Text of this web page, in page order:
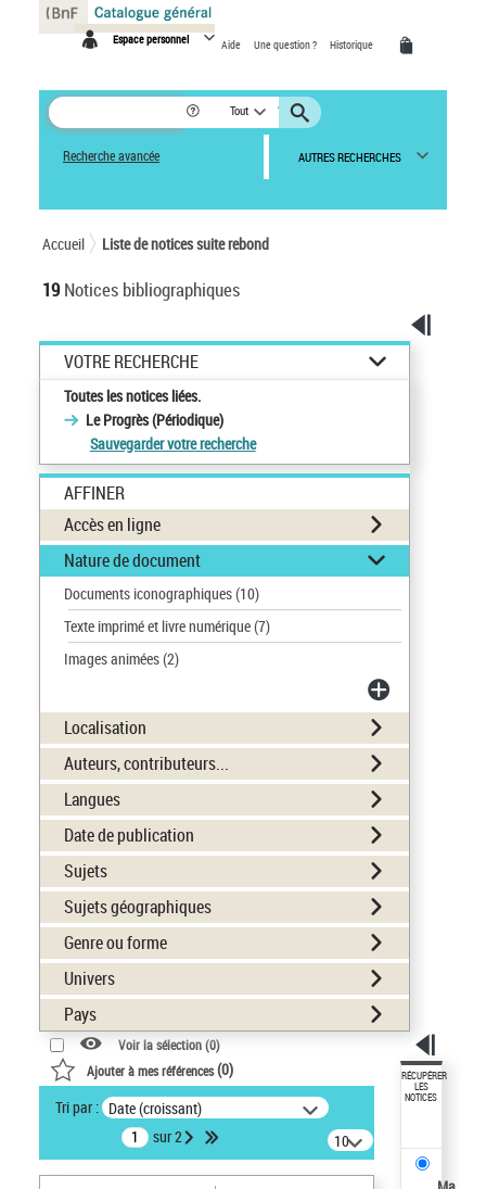
Espace personnel Aide Une question ? Historique
Tout
Recherche avancée AUTRES RECHERCHES
Accueil Liste de notices suite rebond
19Notices bibliographiques
VOTRE RECHERCHE
Toutes les notices liées.
Le Progrès (Périodique)
Sauvegarder votre recherche
AFFINER
Accès en ligne
Nature de document
Documents iconographiques(10)
Texte imprimé et livre numérique(7)
Images animées(2)
Localisation
Auteurs, contributeurs...
Langues
Date de publication
Sujets
Sujets géographiques
Genre ou forme
Univers
Pays
Voir la sélection (0)
Ajouter à mes références(0)
Tri par : Date (croissant)
sur 2
10
résultats/page
RÉCUPÉRER
LES
NOTICES
Panneau de gestion des cookies